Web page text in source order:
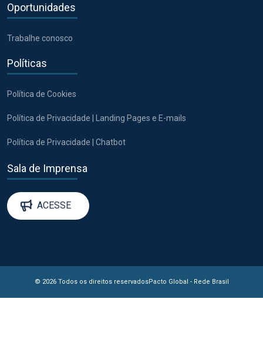
Oportunidades
Trabalhe conosco
Políticas
Política de Cookies
Política de Privacidade | Landing Pages e E-mails
Política de Privacidade | Chatbot
Sala de Imprensa
ACESSE
© 2026 Todos os direitos reservadosPacto Global - Rede Brasil